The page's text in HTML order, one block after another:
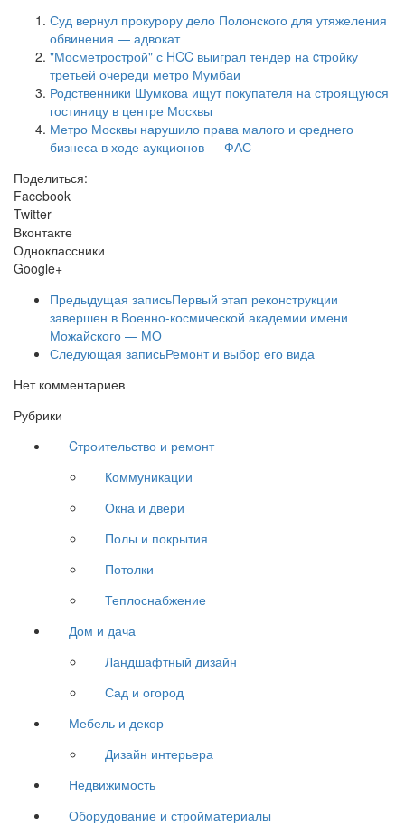
Суд вернул прокурору дело Полонского для утяжеления
обвинения — адвокат
"Мосметрострой" с HCC выиграл тендер на cтройку
третьей очереди метро Мумбаи
Родственники Шумкова ищут покупателя на строящуюся
гостиницу в центре Москвы
Метро Москвы нарушило права малого и среднего
бизнеса в ходе аукционов — ФАС
Поделиться:
Facebook
Twitter
Вконтакте
Одноклассники
Google+
Предыдущая записьПервый этап реконструкции
завершен в Военно-космической академии имени
Можайского — МО
Следующая записьРемонт и выбор его вида
Нет комментариев
Рубрики
Cтроительство и ремонт
Коммуникации
Окна и двери
Полы и покрытия
Потолки
Теплоснабжение
Дом и дача
Ландшафтный дизайн
Сад и огород
Мебель и декор
Дизайн интерьера
Недвижимость
Оборудование и стройматериалы